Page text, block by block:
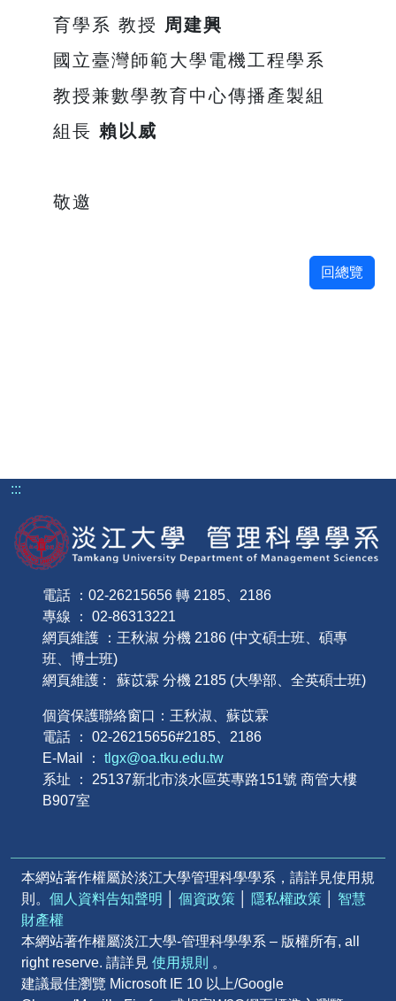
育學系 教授 周建興
國立臺灣師範大學電機工程學系
教授兼數學教育中心傳播產製組
組長 賴以威
敬邀
回總覽
:::
電話 ：02-26215656 轉 2185、2186
專線 ： 02-86313221
網頁維護 ：王秋淑 分機 2186 (中文碩士班、碩專
班、博士班)
網頁維護 : 蘇苡霖 分機 2185 (大學部、全英碩士班)
個資保護聯絡窗口：王秋淑、蘇苡霖
電話 ： 02-26215656#2185、2186
E-Mail ： tlgx@oa.tku.edu.tw
系址 ： 25137新北市淡水區英專路151號 商管大樓
B907室
本網站著作權屬於淡江大學管理科學學系，請詳見使用規
則。 個人資料告知聲明 個資政策 隱私權政策
智慧
財產權
本網站著作權屬淡江大學-管理科學學系 – 版權所有, all
right reserve. 請詳見 使用規則 。
建議最佳瀏覽 Microsoft IE 10 以上/Google